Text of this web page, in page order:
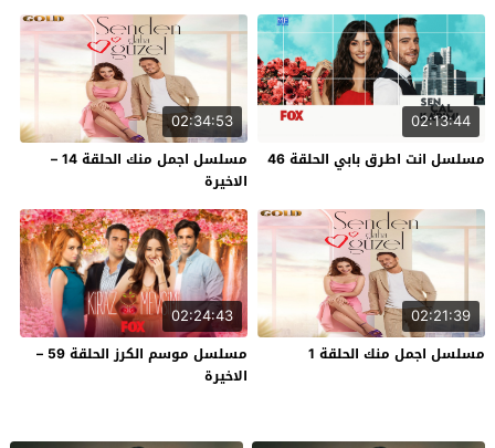
02:13:44
مسلسل انت اطرق بابي الحلقة 46
02:34:53
مسلسل اجمل منك الحلقة 14 –
الاخيرة
02:21:39
مسلسل اجمل منك الحلقة 1
02:24:43
مسلسل موسم الكرز الحلقة 59 –
الاخيرة